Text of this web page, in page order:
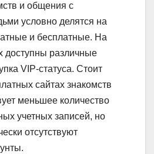
и общения с
условно делятся на
и бесплатные. На
доступны различные
VIP-статуса. Стоит
сайтах знакомств
меньшее количество
учетных записей, но
отсутствуют